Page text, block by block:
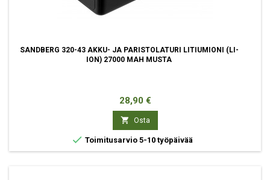
SANDBERG 320-43 AKKU- JA PARISTOLATURI LITIUMIONI (LI-
ION) 27000 MAH MUSTA
Hinta
28,90 €
 Osta
 Toimitusarvio 5-10 työpäivää